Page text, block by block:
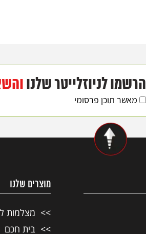
הרשמו לניוזלייטר שלנו
מאשר תוכן פרסומי
מוצרים שלנו
מצלמות
בית חכם